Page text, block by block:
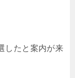
したと案内が来